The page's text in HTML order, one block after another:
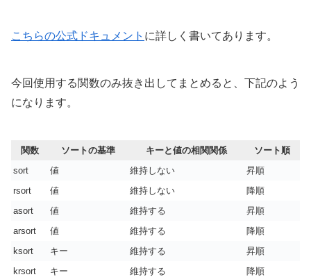
こちらの公式ドキュメント に詳しく書いてあります。
今回使用する関数のみ抜き出してまとめると、下記のよう
になります。
関数 ソートの基準 キーと値の相関関係
ソート順
sort
値 維持しない
昇順
rsort
値 維持しない
降順
asort
値 維持する
昇順
arsort
値 維持する
降順
ksort
キー 維持する
昇順
krsort
キー 維持する 降順